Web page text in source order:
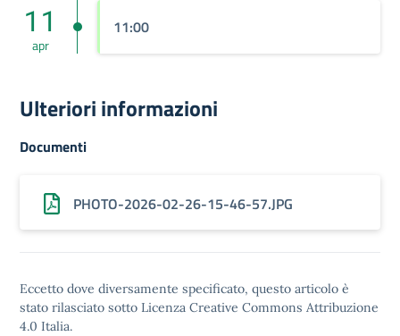
11
apr
11:00
Ulteriori informazioni
Documenti
PHOTO-2026-02-26-15-46-57.JPG
Eccetto dove diversamente specificato, questo articolo è
stato rilasciato sotto Licenza Creative Commons Attribuzione
4.0 Italia.